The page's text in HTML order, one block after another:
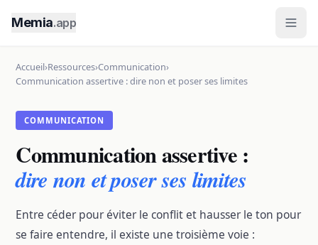
Memia.app
Accueil›Ressources›Communication›
Communication assertive : dire non et poser ses limites
COMMUNICATION
Communication assertive :
dire non et poser ses limites
Entre céder pour éviter le conflit et hausser le ton pour
se faire entendre, il existe une troisième voie :